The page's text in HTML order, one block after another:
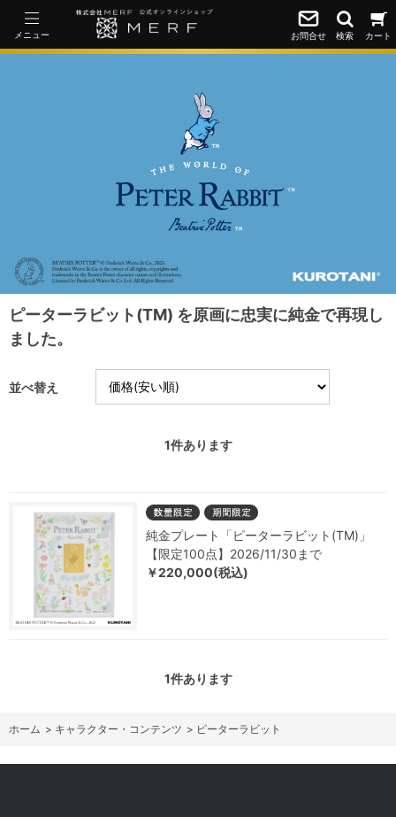
お問合せ 検索 カート
メニュー
ピーターラビット(TM) を原画に忠実に純金で再現し
ました。
並べ替え
1件あります
純金プレート「ピーターラビット(TM)」
【限定100点】2026/11/30まで
￥220,000(税込)
1件あります
ホーム > キャラクター・コンテンツ > ピーターラビット